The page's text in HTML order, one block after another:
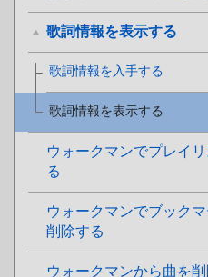
歌詞情報を表示する
歌詞情報を入手する
歌詞情報を表示する
ウォークマンでプレイ
る
ウォークマンでブック
削除する
ウォークマンから曲を